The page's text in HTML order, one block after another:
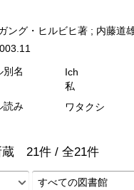
ング・ヒルビヒ著 ; 内藤道
別名
Ich
私
読み
ワタクシ
蔵 21件 / 全21件
すべての図書館